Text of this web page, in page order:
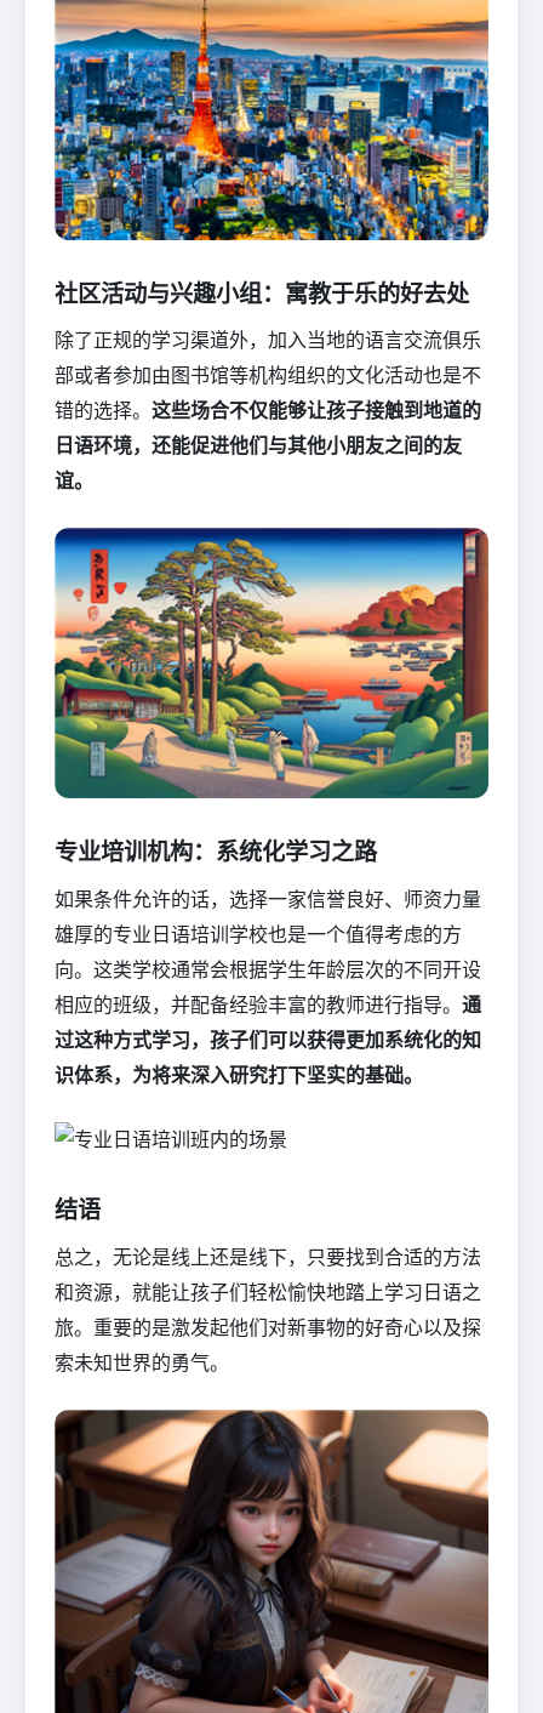
社区活动与兴趣小组：寓教于乐的好去处
除了正规的学习渠道外，加入当地的语言交流俱乐
部或者参加由图书馆等机构组织的文化活动也是不
错的选择。 这些场合不仅能够让孩子接触到地道的
日语环境，还能促进他们与其他小朋友之间的友
谊。
专业培训机构：系统化学习之路
如果条件允许的话，选择一家信誉良好、师资力量
雄厚的专业日语培训学校也是一个值得考虑的方
向。这类学校通常会根据学生年龄层次的不同开设
相应的班级，并配备经验丰富的教师进行指导。 通
过这种方式学习，孩子们可以获得更加系统化的知
识体系，为将来深入研究打下坚实的基础。
结语
总之，无论是线上还是线下，只要找到合适的方法
和资源，就能让孩子们轻松愉快地踏上学习日语之
旅。重要的是激发起他们对新事物的好奇心以及探
索未知世界的勇气。